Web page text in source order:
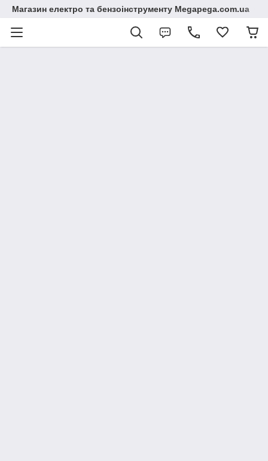
Магазин електро та бензоінструменту Megapega.com.ua